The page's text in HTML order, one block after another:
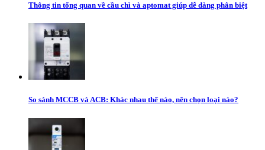
Thông tin tổng quan về cầu chì và aptomat giúp dễ dàng phân biệt
So sánh MCCB và ACB: Khác nhau thế nào, nên chọn loại nào?